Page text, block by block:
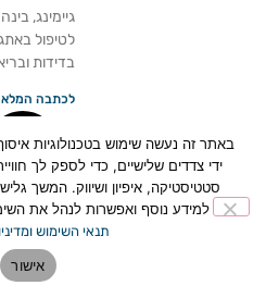
גיימינג,
לטיפול
בדידות
לכתבה
ידי צדדים שלישיים, כדי לספק לך
סטטיסטיקה, איפיון ושיווק. המשך
למידע נוסף ואפשרות לנהל את
תנאי השימוש
אישור